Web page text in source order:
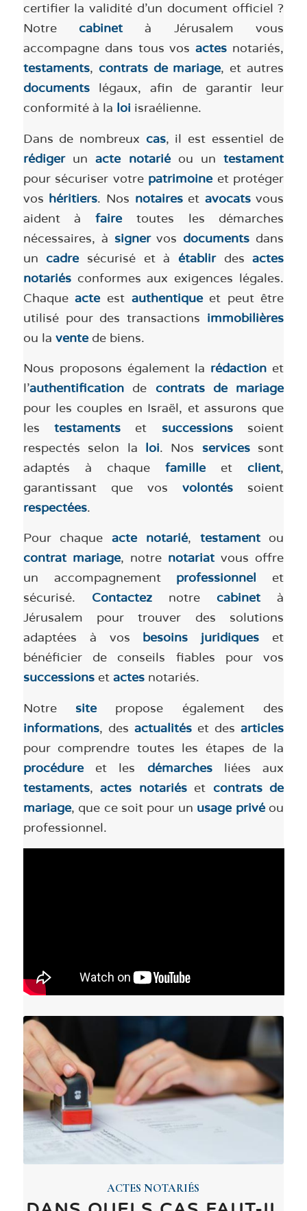
certifier la validité d’un document officiel ?
Notrecabinetà Jérusalem vous
accompagne dans tous vosactes notariés,
testaments, contrats de mariage, et autres
documentslégaux, afin de garantir leur
conformité à la loi israélienne.
Dans de nombreux cas, il est essentiel de
rédigerunacte notariéou untestament
pour sécuriser votre patrimoineet protéger
vos héritiers. Nos notaireset avocatsvous
aident àfairetoutes les démarches
nécessaires, à signervosdocuments dans
uncadresécurisé et àétablirdesactes
notariésconformes aux exigences légales.
Chaqueacteest authentiqueet peut être
utilisé pour des transactions immobilières
ou la ventede biens.
Nous proposons également la rédaction et
l’authentificationde contrats de mariage
pour les couples en Israël, et assurons que
lestestaments et successionssoient
respectés selon la loi. Nos servicessont
adaptés à chaquefamilleetclient,
garantissant que vosvolontés soient
respectées.
Pour chaqueacte notarié, testamentou
contrat mariage, notre notariatvous offre
un accompagnement professionnel et
sécurisé. Contacteznotrecabinetà
Jérusalem pour trouver des solutions
adaptées à vos besoins juridiques et
bénéficier de conseils fiables pour vos
successionset actesnotariés.
Notre sitepropose également des
informations, des actualitéset desarticles
pour comprendre toutes les étapes de la
procédureet les démarchesliées aux
testaments,actes notariéset contrats de
mariage, que ce soit pour un usage privéou
professionnel.
ACTES NOTARIÉS